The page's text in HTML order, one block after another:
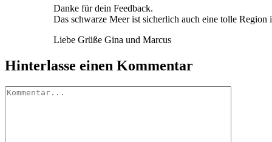
Danke für dein Feedback.
Das schwarze Meer ist sicherlich auch eine tolle Region
Liebe Grüße Gina und Marcus
Hinterlasse einen Kommentar
Kommentar